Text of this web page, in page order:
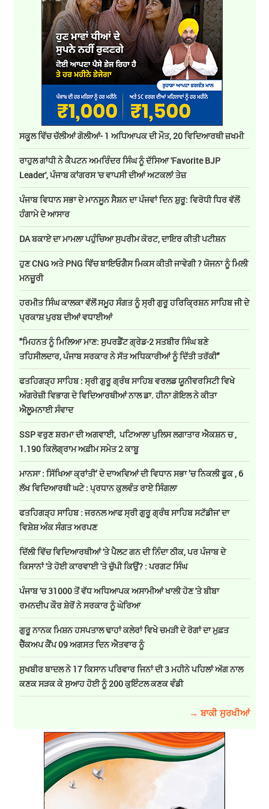
ਸਕੂਲ ਵਿੱਚ ਚੱਲੀਆਂ ਗੋਲੀਆਂ- 1 ਅਧਿਆਪਕ ਦੀ ਮੌਤ, 20 ਵਿਦਿਆਰਥੀ ਜ਼ਖਮੀ
ਰਾਹੁਲ ਗਾਂਧੀ ਨੇ ਕੈਪਟਨ ਅਮਰਿੰਦਰ ਸਿੰਘ ਨੂੰ ਦੱਸਿਆ 'Favorite BJP
Leader', ਪੰਜਾਬ ਕਾਂਗਰਸ 'ਚ ਵਾਪਸੀ ਦੀਆਂ ਅਟਕਲਾਂ ਤੇਜ਼
ਪੰਜਾਬ ਵਿਧਾਨ ਸਭਾ ਦੇ ਮਾਨਸੂਨ ਸੈਸ਼ਨ ਦਾ ਪੰਜਵਾਂ ਦਿਨ ਸ਼ੁਰੂ: ਵਿਰੋਧੀ ਧਿਰ ਵੱਲੋਂ
ਹੰਗਾਮੇ ਦੇ ਆਸਾਰ
DA ਬਕਾਏ ਦਾ ਮਾਮਲਾ ਪਹੁੰਚਿਆ ਸੁਪਰੀਮ ਕੋਰਟ, ਦਾਇਰ ਕੀਤੀ ਪਟੀਸ਼ਨ
ਹੁਣ CNG ਅਤੇ PNG ਵਿੱਚ ਬਾਇਓਗੈਸ ਮਿਕਸ ਕੀਤੀ ਜਾਵੇਗੀ ? ਯੋਜਨਾ ਨੂੰ ਮਿਲੀ
ਮਨਜ਼ੂਰੀ
ਹਰਮੀਤ ਸਿੰਘ ਕਾਲਕਾ ਵੱਲੋਂ ਸਮੂਹ ਸੰਗਤ ਨੂੰ ਸ੍ਰੀ ਗੁਰੂ ਹਰਿਕ੍ਰਿਸ਼ਨ ਸਾਹਿਬ ਜੀ ਦੇ
ਪ੍ਰਕਾਸ਼ ਪੁਰਬ ਦੀਆਂ ਵਧਾਈਆਂ
"ਮਿਹਨਤ ਨੂੰ ਮਿਲਿਆ ਮਾਣ: ਸੁਪਰਡੈਂਟ ਗ੍ਰੇਡ-2 ਸਤਬੀਰ ਸਿੰਘ ਬਣੇ
ਤਹਿਸੀਲਦਾਰ, ਪੰਜਾਬ ਸਰਕਾਰ ਨੇ ਸੱਤ ਅਧਿਕਾਰੀਆਂ ਨੂੰ ਦਿੱਤੀ ਤਰੱਕੀ"
ਫਤਹਿਗੜ੍ਹ ਸਾਹਿਬ : ਸ੍ਰੀ ਗੁਰੂ ਗ੍ਰੰਥ ਸਾਹਿਬ ਵਰਲਡ ਯੂਨੀਵਰਸਿਟੀ ਵਿਖੇ
ਅੰਗਰੇਜ਼ੀ ਵਿਭਾਗ ਦੇ ਵਿਦਿਆਰਥੀਆਂ ਨਾਲ ਡਾ. ਹੀਨਾ ਗੋਇਲ ਨੇ ਕੀਤਾ
ਐਲੂਮਨਾਈ ਸੰਵਾਦ
SSP ਵਰੁਣ ਸ਼ਰਮਾ ਦੀ ਅਗਵਾਈ, ਪਟਿਆਲਾ ਪੁਲਿਸ ਲਗਾਤਾਰ ਐਕਸ਼ਨ ਚ ,
1.190 ਕਿਲੋਗ੍ਰਾਮ ਅਫ਼ੀਮ ਸਮੇਤ 2 ਕਾਬੂ
ਮਾਨਸਾ : ਸਿੱਖਿਆ ਕ੍ਰਾਂਤੀ’ ਦੇ ਦਾਅਵਿਆਂ ਦੀ ਵਿਧਾਨ ਸਭਾ ’ਚ ਨਿਕਲੀ ਫੂਕ , 6
ਲੱਖ ਵਿਦਿਆਰਥੀ ਘਟੇ : ਪ੍ਰਧਾਨ ਕੁਲਵੰਤ ਰਾਏ ਸਿੰਗਲਾ
ਫਤਹਿਗੜ੍ਹ ਸਾਹਿਬ : ਜਰਨਲ ਆਫ ਸ੍ਰੀ ਗੁਰੂ ਗ੍ਰੰਥ ਸਾਹਿਬ ਸਟੱਡੀਜ' ਦਾ
ਵਿਸ਼ੇਸ਼ ਅੰਕ ਸੰਗਤ ਅਰਪਣ
ਦਿੱਲੀ ਵਿੱਚ ਵਿਦਿਆਰਥੀਆਂ 'ਤੇ ਪੈਲਟ ਗਨ ਦੀ ਨਿੰਦਾ ਠੀਕ, ਪਰ ਪੰਜਾਬ ਦੇ
ਕਿਸਾਨਾਂ 'ਤੇ ਹੋਈ ਕਾਰਵਾਈ 'ਤੇ ਚੁੱਪੀ ਕਿਉਂ? : ਪਰਗਟ ਸਿੰਘ
ਪੰਜਾਬ 'ਚ 31000 ਤੋਂ ਵੱਧ ਅਧਿਆਪਕ ਅਸਾਮੀਆਂ ਖਾਲੀ ਹੋਣ 'ਤੇ ਬੀਬਾ
ਰਮਨਦੀਪ ਕੌਰ ਸ਼ੇਰੋਂ ਨੇ ਸਰਕਾਰ ਨੂੰ ਘੇਰਿਆ
ਗੁਰੂ ਨਾਨਕ ਮਿਸ਼ਨ ਹਸਪਤਾਲ ਢਾਹਾਂ ਕਲੇਰਾਂ ਵਿਖੇ ਚਮੜੀ ਦੇ ਰੋਗਾਂ ਦਾ ਮੁਫ਼ਤ
ਚੈੱਕਅਪ ਕੈਂਪ 09 ਅਗਸਤ ਦਿਨ ਐਤਵਾਰ ਨੂੰ
ਸੁਖਬੀਰ ਬਾਦਲ ਨੇ 17 ਕਿਸਾਨ ਪਰਿਵਾਰ ਜਿਨਾਂ ਦੀ 3 ਮਹੀਨੇ ਪਹਿਲਾਂ ਅੱਗ ਨਾਲ
ਕਣਕ ਸੜਕ ਕੇ ਸੁਆਹ ਹੋਈ ਨੂੰ 200 ਕੁਇੰਟਲ ਕਣਕ ਵੰਡੀ
→ ਬਾਕੀ ਸੁਰਖੀਆਂ